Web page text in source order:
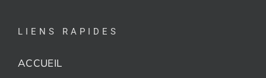
LIENS RAPIDES
ACCUEIL